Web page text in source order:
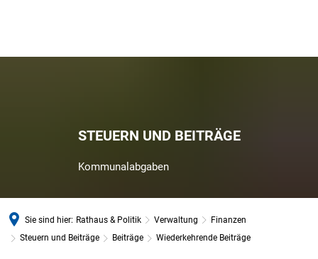
STEUERN UND BEITRÄGE
Kommunalabgaben
Sie sind hier: Rathaus & Politik Verwaltung
Finanzen
Steuern und Beiträge
Beiträge Wiederkehrende Beiträge